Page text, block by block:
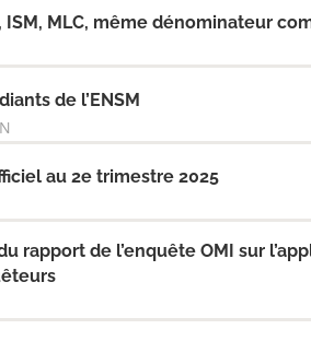
ISM, MLC, même dénominateur
de l’ENSM
au 2e trimestre 2025
rapport de l’enquête OMI sur